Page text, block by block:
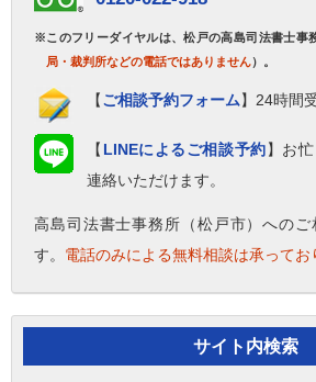
※このフリーダイヤルは、松戸の高島司法書士事
局・裁判所などの電話ではありません）。
【ご相談予約フォーム】24時間
【 LINEによるご相談予約】お
連絡いただけます。
高島司法書士事務所（松戸市）への
す。 電話のみによる無料相談は承ってお
サイト内検索